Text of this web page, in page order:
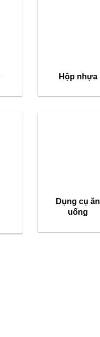
Hộp nhựa
Dụng cụ ăn
uống